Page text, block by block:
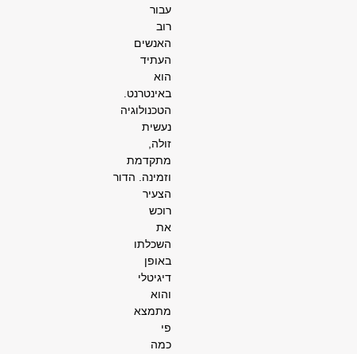
עבור
רוב
האנשים
העתיד
הוא
באינטרנט.
הטכנולוגיה
נעשית
זולה,
מתקדמת
וזמינה. הדור
הצעיר
רוכש
את
השכלתו
באופן
דיגיטלי
והוא
מתמצא
פי
כמה